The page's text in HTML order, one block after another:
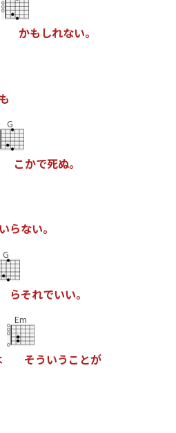
かもしれない。
G
こかで死ぬ。
いらない。
G
らそれでいい。
Em
そういう こ とが